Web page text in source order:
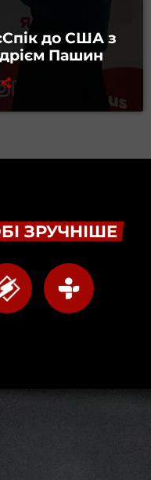
до США з
Пашин
ЗРУЧНІШЕ